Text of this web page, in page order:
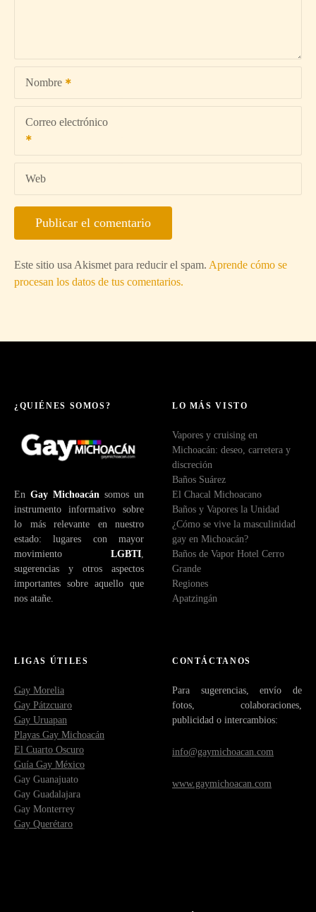
Nombre
Correo electrónico
Web
Este sitio usa Akismet para reducir el spam. Aprende cómo se
procesan los datos de tus comentarios.
¿QUIÉNES SOMOS?
En Gay Michoacán somos un
instrumento informativo sobre
lo más relevante en nuestro
estado: lugares con mayor
movimiento LGBTI
sugerencias y otros aspectos
importantes sobre aquello que
nos atañe.
LO MÁS VISTO
Vapores y cruising en
Michoacán: deseo, carretera y
discreción
Baños Suárez
El Chacal Michoacano
Baños y Vapores la Unidad
¿Cómo se vive la masculinidad
gay en Michoacán?
Baños de Vapor Hotel Cerro
Grande
Regiones
Apatzingán
LIGAS ÚTILES
Gay Morelia
Gay Pátzcuaro
Gay Uruapan
Playas Gay Michoacán
El Cuarto Oscuro
Guía Gay México
Gay Guanajuato
Gay Guadalajara
Gay Monterrey
Gay Querétaro
CONTÁCTANOS
Para sugerencias, envío de
fotos, colaboraciones,
publicidad o intercambios:
info@gaymichoacan.com
www.gaymichoacan.com